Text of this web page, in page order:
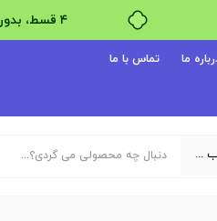
۴ قسط، بدون کارمزد
ما تماس با ما
یک دسته‌بندی انتخاب کنید